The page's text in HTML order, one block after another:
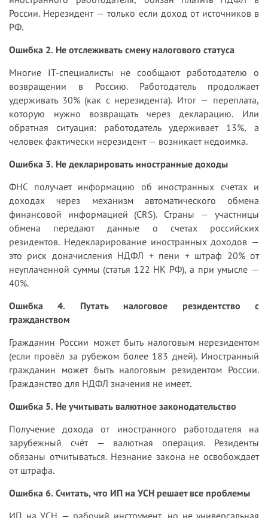
России. Нерезидент — только если доход от источников в
РФ.
Ошибка 2. Не отслеживать смену налогового статуса
Многие IT-специалисты не сообщают работодателю о
возвращении в Россию. Работодатель продолжает
удерживать 30% (как с нерезидента). Итог — переплата,
которую нужно возвращать через декларацию. Или
обратная ситуация: работодатель удерживает 13%, а
человек фактически нерезидент — возникает недоимка.
Ошибка 3. Не декларировать иностранные доходы
ФНС получает информацию об иностранных счетах и
доходах через механизм автоматического обмена
финансовой информацией (CRS). Страны — участницы
обмена передают данные о счетах российских
резидентов. Недекларирование иностранных доходов —
это риск доначисления НДФЛ + пени + штраф 20% от
неуплаченной суммы (статья 122 НК РФ), а при умысле —
40%.
Ошибка 4. Путать налоговое резидентство с
гражданством
Гражданин России может быть налоговым нерезидентом
(если провёл за рубежом более 183 дней). Иностранный
гражданин может быть налоговым резидентом России.
Гражданство для НДФЛ значения не имеет.
Ошибка 5. Не учитывать валютное законодательство
Получение дохода от иностранного работодателя на
зарубежный счёт — валютная операция. Резиденты
обязаны отчитываться. Незнание закона не освобождает
от штрафа.
Ошибка 6. Считать, что ИП на УСН решает все проблемы
ИП на УСН — рабочий инструмент, но не универсальная